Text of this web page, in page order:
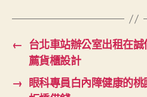
← 台北車站辦公室出租在
薦貨櫃設計
→ 眼科專員白內障健康的